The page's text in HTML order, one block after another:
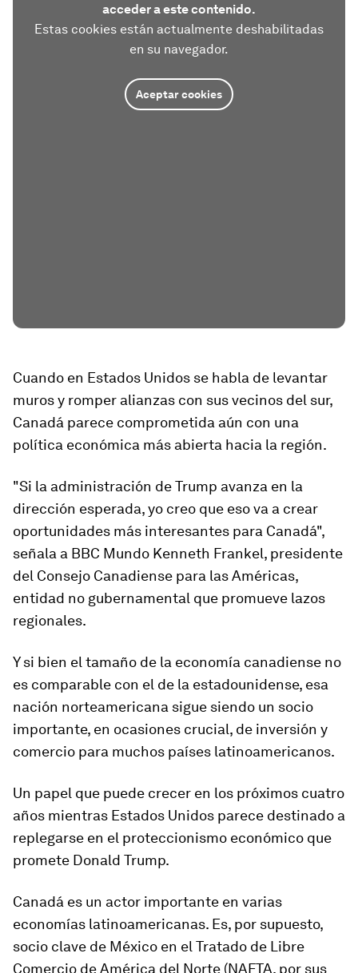
acceder a este contenido.
Estas cookies están actualmente deshabilitadas
en su navegador.
Aceptar cookies
Cuando en Estados Unidos se habla de levantar
muros y romper alianzas con sus vecinos del sur,
Canadá parece comprometida aún con una
política económica más abierta hacia la región.
"Si la administración de Trump avanza en la
dirección esperada, yo creo que eso va a crear
oportunidades más interesantes para Canadá",
señala a BBC Mundo Kenneth Frankel, presidente
del Consejo Canadiense para las Américas,
entidad no gubernamental que promueve lazos
regionales.
Y si bien el tamaño de la economía canadiense no
es comparable con el de la estadounidense, esa
nación norteamericana sigue siendo un socio
importante, en ocasiones crucial, de inversión y
comercio para muchos países latinoamericanos.
Un papel que puede crecer en los próximos cuatro
años mientras Estados Unidos parece destinado a
replegarse en el proteccionismo económico que
promete Donald Trump.
Canadá es un actor importante en varias
economías latinoamericanas. Es, por supuesto,
socio clave de México en el Tratado de Libre
Comercio de América del Norte (NAFTA, por sus